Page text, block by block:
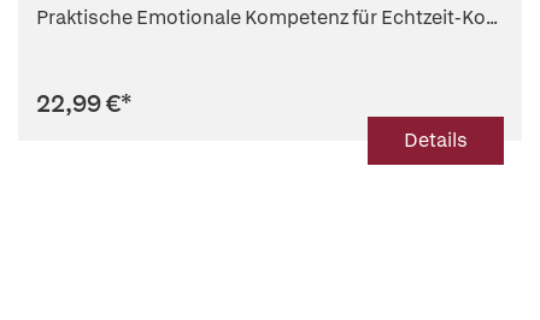
Praktische Emotionale Kompetenz für Echtzeit-Ko...
22,99 €*
Details